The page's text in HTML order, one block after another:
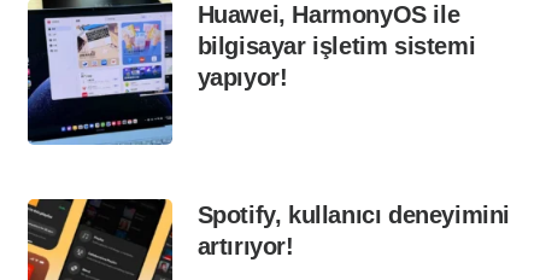
Huawei, HarmonyOS ile
bilgisayar işletim sistemi
yapıyor!
Spotify, kullanıcı deneyimini
artırıyor!